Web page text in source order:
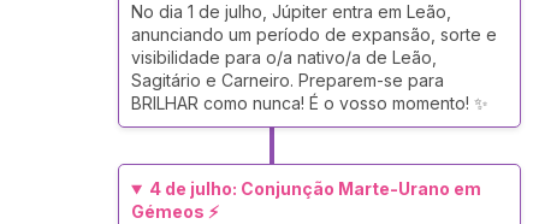
No dia 1 de julho, Júpiter entra em Leão,
anunciando um período de expansão, sorte e
visibilidade para o/a nativo/a de Leão,
Sagitário e Carneiro. Preparem-se para
BRILHAR como nunca! É o vosso momento! ✨
4 de julho: Conjunção Marte-Urano em
Gémeos ⚡